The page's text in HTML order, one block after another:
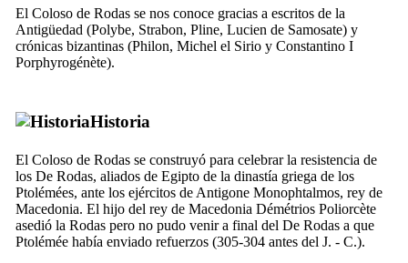
El Coloso de Rodas se nos conoce gracias a escritos de la
Antigüedad (Polybe, Strabon, Pline, Lucien de Samosate) y
crónicas bizantinas (Philon, Michel el Sirio y Constantino I
Porphyrogénète).
Historia
El Coloso de Rodas se construyó para celebrar la resistencia de
los De Rodas, aliados de Egipto de la dinastía griega de los
Ptolémées, ante los ejércitos de Antigone Monophtalmos, rey de
Macedonia. El hijo del rey de Macedonia Démétrios Poliorcète
asedió la Rodas pero no pudo venir a final del De Rodas a que
Ptolémée había enviado refuerzos (305-304 antes del J. - C.).